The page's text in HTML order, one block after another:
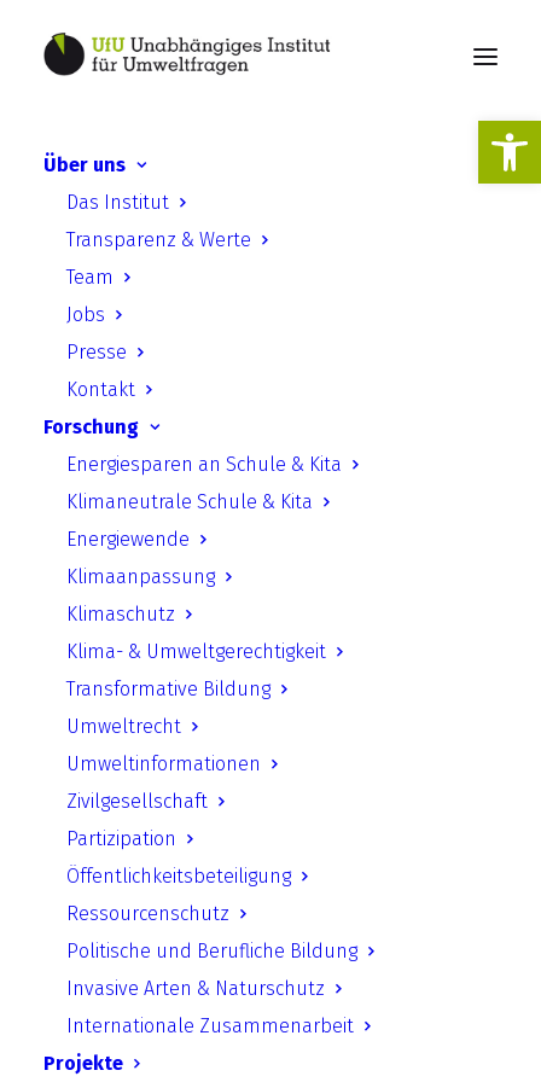
Über uns
Das Institut
Transparenz & Werte
Team
Jobs
Presse
Kontakt
Forschung
Energiesparen an Schule & Kita
Klimaneutrale Schule & Kita
Energiewende
Klimaanpassung
Klimaschutz
Klima- & Umweltgerechtigkeit
Transformative Bildung
Umweltrecht
Umweltinformationen
Zivilgesellschaft
Partizipation
Öffentlichkeitsbeteiligung
Ressourcenschutz
Politische und Berufliche Bildung
Invasive Arten & Naturschutz
Internationale Zusammenarbeit
Projekte
Praxishandbuch –
Schulgebäude in
Passivhausbauweise
Praxishandbuch –
Schulgebäude in
Passivhausbauweise
UfU.de | Unabhängiges Institut für Umweltfragen
­ Greifswalder Straße 4, 10405 Berlin Telefon:
Standort HalleGroße Klausstraße 11, 06108 Halle Telefon:
+49 345 202 65 30